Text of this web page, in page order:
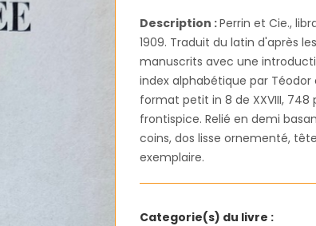
Description :Perrin et Cie.,
1909. Traduit du latin d'après
manuscrits avec une
index alphabétique par Téodor
format petit in 8 de XXVIII, 748
frontispice. Relié en demi
coins, dos lisse ornementé,
exemplaire.
Categorie(s) du livre :